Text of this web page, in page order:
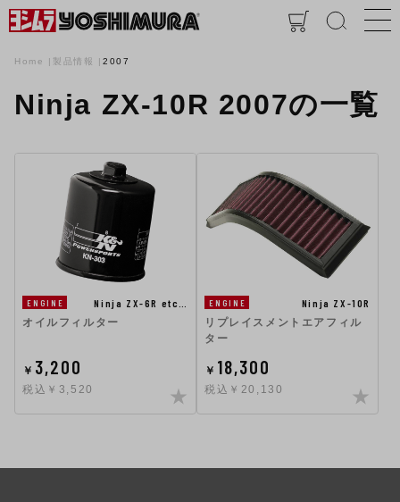
Home 製品情報 2007
Ninja ZX-10R 2007の一覧
ENGINE
Ninja ZX-6R etc…
オイルフィルター
￥ 3,200
税込￥3,520
ENGINE
Ninja ZX-10R
リプレイスメントエアフィル
ター
￥ 18,300
税込￥20,130